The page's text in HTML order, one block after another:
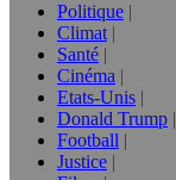
Politique
Climat
Santé
Cinéma
Etats-Unis
Donald Trump
Football
Justice